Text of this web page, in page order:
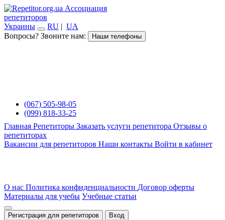
Ассоциация
репетиторов
Украины
RU | UA
Вопросы? Звоните нам:
Наши телефоны
(067) 505-98-05
(099) 818-33-25
Главная Репетиторы Заказать услуги репетитора Отзывы о
репетиторах
Вакансии для репетиторов Наши контакты Войти в кабинет
О нас Политика конфиденциальности Договор оферты
Материалы для учебы Учебные статьи
Регистрация для репетиторов Вход